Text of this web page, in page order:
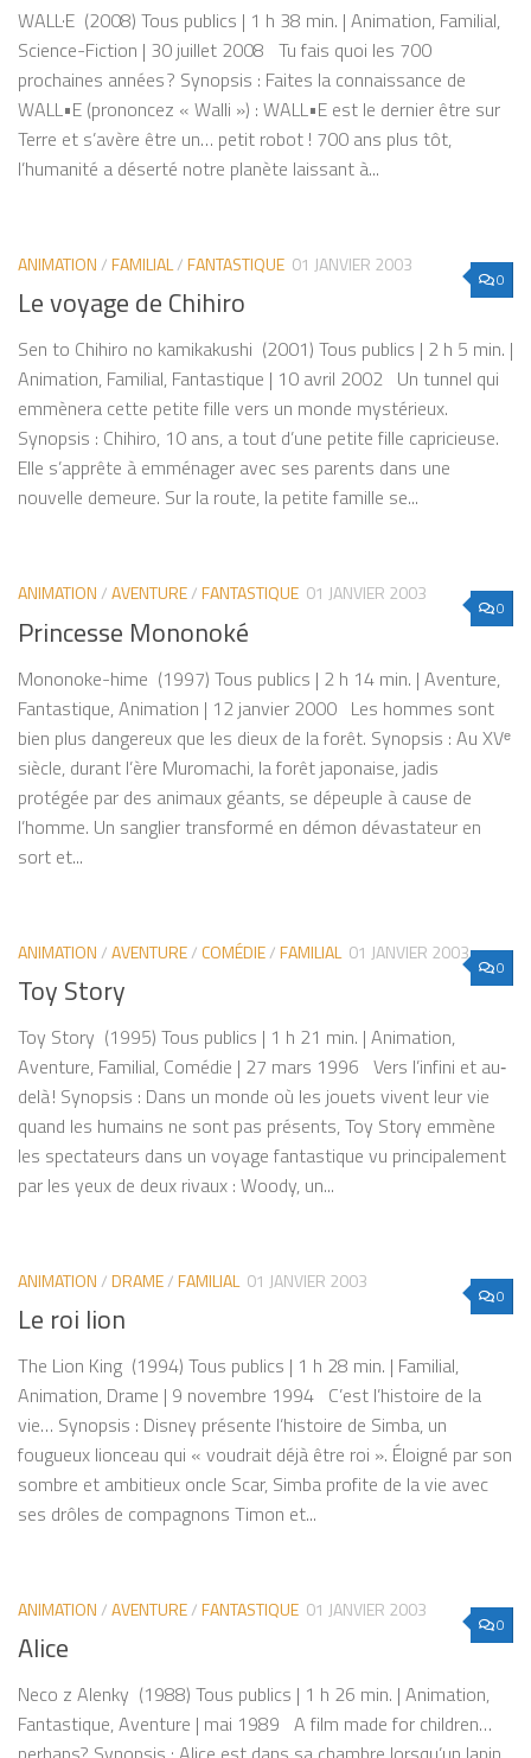
WALL·E (2008) Tous publics | 1 h 38 min. | Animation, Familial,
Science-Fiction | 30 juillet 2008 Tu fais quoi les 700
prochaines années ? Synopsis : Faites la connaissance de
WALL•E (prononcez « Walli ») : WALL•E est le dernier être sur
Terre et s’avère être un… petit robot ! 700 ans plus tôt,
l’humanité a déserté notre planète laissant à...
0
ANIMATION/FAMILIAL/FANTASTIQUE 01 JANVIER 2003
Le voyage de Chihiro
Sen to Chihiro no kamikakushi (2001) Tous publics | 2 h 5 min. |
Animation, Familial, Fantastique | 10 avril 2002 Un tunnel qui
emmènera cette petite fille vers un monde mystérieux.
Synopsis : Chihiro, 10 ans, a tout d’une petite fille capricieuse.
Elle s’apprête à emménager avec ses parents dans une
nouvelle demeure. Sur la route, la petite famille se...
0
ANIMATION/AVENTURE/FANTASTIQUE 01 JANVIER 2003
Princesse Mononoké
Mononoke-hime (1997) Tous publics | 2 h 14 min. | Aventure,
Fantastique, Animation | 12 janvier 2000 Les hommes sont
bien plus dangereux que les dieux de la forêt. Synopsis : Au XVᵉ
siècle, durant l’ère Muromachi, la forêt japonaise, jadis
protégée par des animaux géants, se dépeuple à cause de
l’homme. Un sanglier transformé en démon dévastateur en
sort et...
0
ANIMATION/AVENTURE/ COMÉDIE/FAMILIAL 01 JANVIER 2003
Toy Story
Toy Story (1995) Tous publics | 1 h 21 min. | Animation,
Aventure, Familial, Comédie | 27 mars 1996 Vers l’infini et au‐
delà ! Synopsis : Dans un monde où les jouets vivent leur vie
quand les humains ne sont pas présents, Toy Story emmène
les spectateurs dans un voyage fantastique vu principalement
par les yeux de deux rivaux : Woody, un...
0
ANIMATION/DRAME/FAMILIAL 01 JANVIER 2003
Le roi lion
The Lion King (1994) Tous publics | 1 h 28 min. | Familial,
Animation, Drame | 9 novembre 1994 C’est l’histoire de la
vie… Synopsis : Disney présente l’histoire de Simba, un
fougueux lionceau qui « voudrait déjà être roi ». Éloigné par son
sombre et ambitieux oncle Scar, Simba profite de la vie avec
ses drôles de compagnons Timon et...
0
ANIMATION/AVENTURE/FANTASTIQUE 01 JANVIER 2003
Alice
Neco z Alenky (1988) Tous publics | 1 h 26 min. | Animation,
Fantastique, Aventure | mai 1989 A film made for children…